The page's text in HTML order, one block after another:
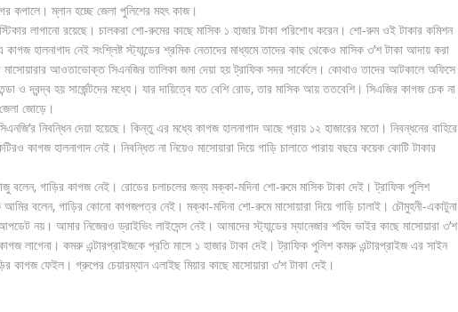
কপালে। ম্লান হচ্ছে জেলা পুলিশের মহৎ কাজ।
লাগানো রয়েছে। চালকরা শো-রুমের কাছে মাসিক ১ হাজার টাকা পরিশোধ করেন। শো-রুম ওই টাকার কমিশন
হালনাগাদ নেই সংশ্লিষ্ট স্ট্যান্ডের শ্রমিক নেতাদের মাধ্যমে তাদের কাছ থেকেও মাসিক ৩’শ টাকা আদায় করা
আওতাভোক্ত সিএনজির তালিকা জমা দেয়া হয় ট্রাফিক সদর সার্কেলে। কোথাও তাদের আটকালে অফিসে
ও দ্বন্দ্ব হয় সার্জেন্টদের মধ্যে। যার দায়িত্বে যত বেশি রোড, তার মাসিক আয় ততবেশি। সিএজির কাগজ চেক না
জেলা জোড়ে।
নিবন্ধিন দেয়া হয়েছে। কিন্তু এর মধ্যে কাগজ হালনাগাদ আছে প্রায় ১২ হাজারের মতো। নিবন্ধনের বাহিরে
কাগজ হালনাগাদ নেই। নিবন্ধিত না নিয়েও মাসোয়ারা দিয়ে গাড়ি চালাতে পারায় বছরে কয়েক কোটি টাকার
বলেন, গাড়ির কাগজ নেই। রোডের চলাচলের জন্য মক্কা-মদিনা শো-রুমে মাসিক টাকা দেই। ট্রাফিক পুলিশ
আমির বলেন, গাড়ির কোনো কাগজপত্র নেই। মক্কা-মদিনা শো-রুমে মাসোয়ারা দিয়ে গাড়ি চালাই। চৌমুহনী-একাটুনা
নয়। আমার নিজেরও ড্রাইভিং লাইসেন্স নেই। আমাদের স্ট্যান্ডের ম্যানেজার শহিদ ভাইর কাছে মাসোয়ারা ৩’শ
লাগেনা। কমরু এন্টারপ্রাইজকে প্রতি মাসে ১ হাজার টাকা দেই। ট্রাফিক পুলিশ কমরু এন্টারপ্রাইজ এর সাইন
ফেইল। গ্রুপের চেয়ারম্যান এলাইছ মিয়ার কাছে মাসোয়ারা ৩’শ টাকা দেই।